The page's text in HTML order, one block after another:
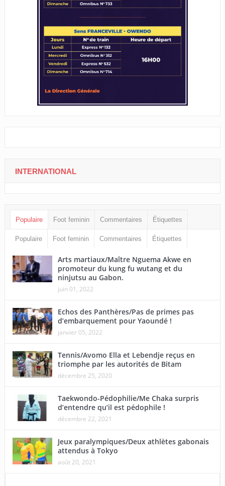
INTERNATIONAL
Populaire Foot feminin Commentaires Étiquettes
Populaire Foot feminin Commentaires Étiquettes
Arts martiaux/Maître Nguema Akwe en
promoteur du kung fu wutang et du
ninjutsu au Gabon.
juin 01, 2022
Echos des Panthères/Pas de primes pas
d’embarquement pour Yaoundé !
janvier 05, 2022
Tennis/Avomo Ella et Lebendje reçus en
triomphe par les autorités de Bitam
décembre 25, 2020
Taekwondo-Pédophilie/Me Chaka surpris
d’entendre qu’il est pédophile !
décembre 22, 2021
Jeux paralympiques/Deux athlètes gabonais
attendus à Tokyo
août 20, 2021